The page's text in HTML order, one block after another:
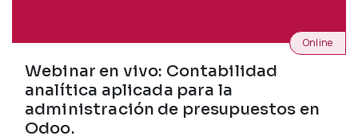
Webinar en vivo: Contabilidad
analítica aplicada para la
administración de presupuestos en
Odoo.
Online